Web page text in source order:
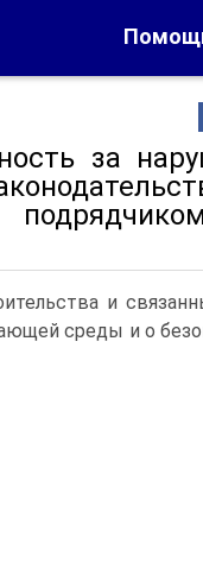
за
и
среды и о